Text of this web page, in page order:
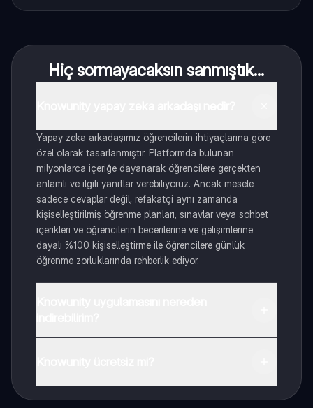
Hiç sormayacaksın sanmıştık...
Yapay zeka arkadaşımız öğrencilerin ihtiyaçlarına göre
özel olarak tasarlanmıştır. Platformda bulunan
milyonlarca içeriğe dayanarak öğrencilere gerçekten
anlamlı ve ilgili yanıtlar verebiliyoruz. Ancak mesele
sadece cevaplar değil, refakatçi aynı zamanda
kişiselleştirilmiş öğrenme planları, sınavlar veya sohbet
içerikleri ve öğrencilerin becerilerine ve gelişimlerine
dayalı %100 kişiselleştirme ile öğrencilere günlük
öğrenme zorluklarında rehberlik ediyor.